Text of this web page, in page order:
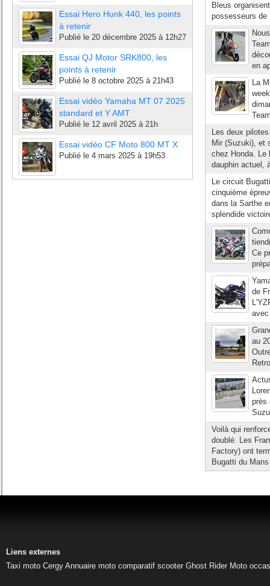
Essai Hero Hunk 440, les points
à retenir
Publié le 20 décembre 2025 à 12h27
Essai QJ Motor SRK800, les
points à retenir
Publié le 8 octobre 2025 à 21h43
Essai vidéo Yamaha MT 07 2025
standard et Y AMT
Publié le 12 avril 2025 à 21h
Essai vidéo CF Moto 800 MT X
Publié le 4 mars 2025 à 19h53
Bleus
possesseurs de
en
La
Les deux
Mir (Suzuki), et
chez Honda. Le
dauphin actuel,
Le circuit
cinquième
dans la Sarthe
splendide
Ce
de
au
près
Voilà qui
doublé. Les
Factory) ont
Bugatti du
Liens externes
Taxi moto Cergy Annuaire moto comparatif scooter Ghost Rider Moto